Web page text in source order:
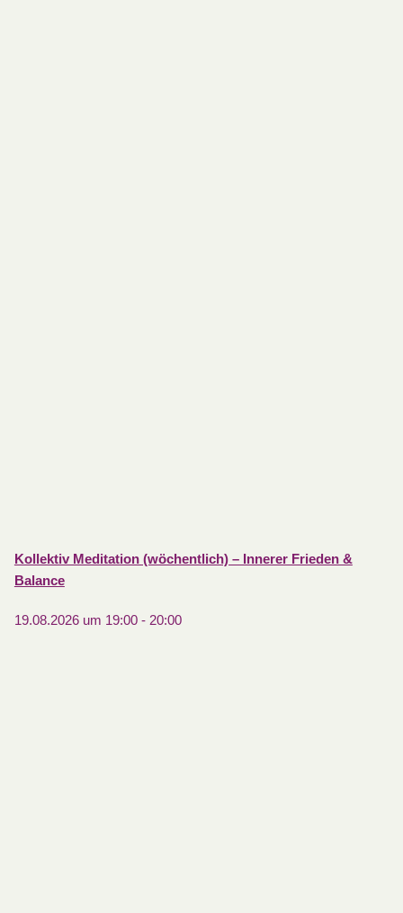
Kollektiv Meditation (wöchentlich) – Innerer Frieden &
Balance
19.08.2026 um 19:00- 20:00